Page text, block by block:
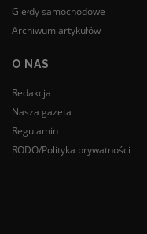
Giełdy samochodowe
Archiwum artykułów
O NAS
Redakcja
Nasza gazeta
Regulamin
RODO/Polityka prywatności